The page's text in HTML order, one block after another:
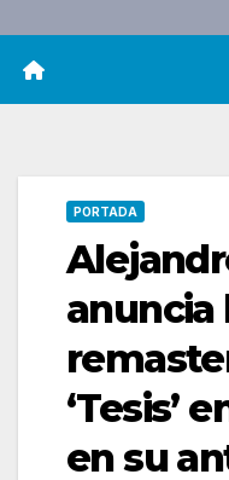
PORTADA
anuncia
‘Tesis’
en su